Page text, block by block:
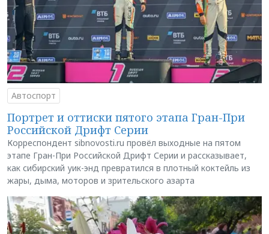
Автоспорт
Портрет и оттиски пятого этапа Гран-При
Российской Дрифт Серии
Корреспондент sibnovosti.ru провёл выходные на пятом
этапе Гран-При Российской Дрифт Серии и рассказывает,
как сибирский уик-энд превратился в плотный коктейль из
жары, дыма, моторов и зрительского азарта